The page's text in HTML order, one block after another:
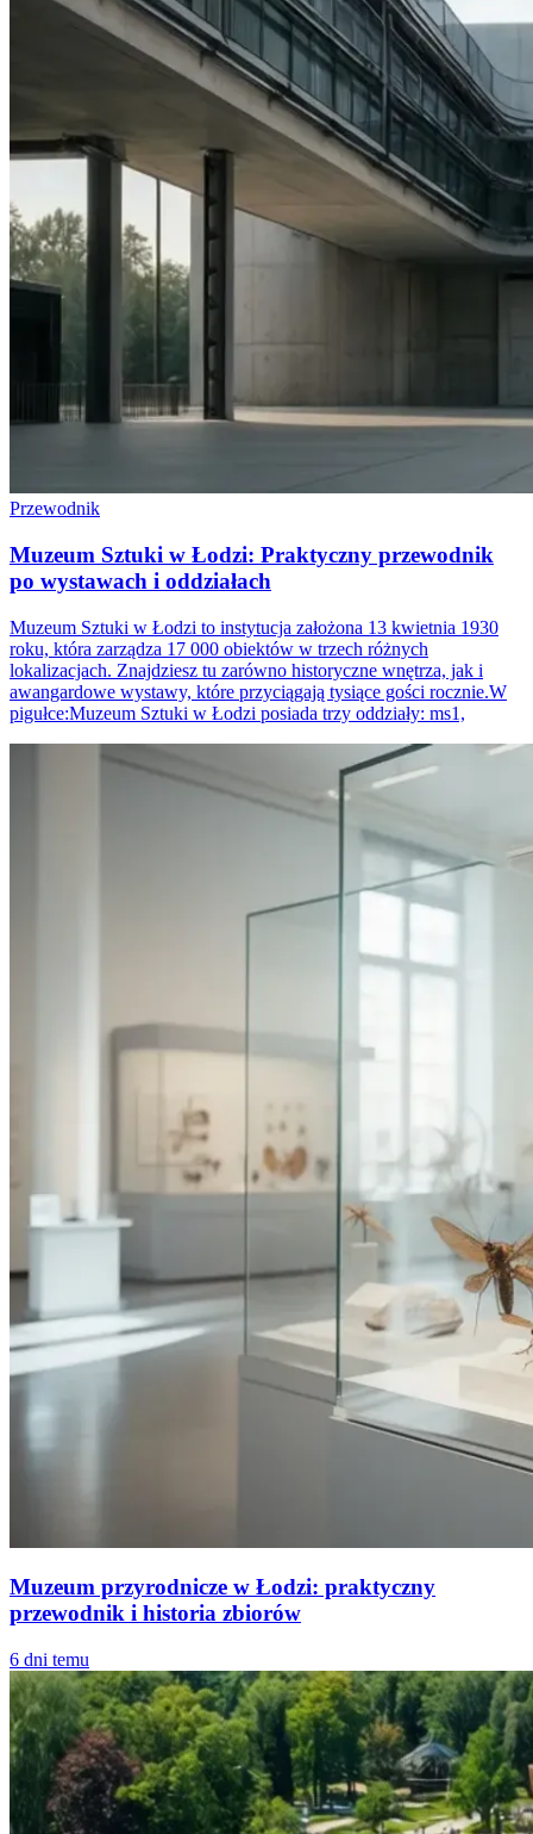
Przewodnik
Muzeum Sztuki w Łodzi: Praktyczny przewodnik
po wystawach i oddziałach
Muzeum Sztuki w Łodzi to instytucja założona 13 kwietnia 1930
roku, która zarządza 17 000 obiektów w trzech różnych
lokalizacjach. Znajdziesz tu zarówno historyczne wnętrza, jak i
awangardowe wystawy, które przyciągają tysiące gości rocznie.W
pigułce:Muzeum Sztuki w Łodzi posiada trzy oddziały: ms1,
Muzeum przyrodnicze w Łodzi: praktyczny
przewodnik i historia zbiorów
6 dni temu